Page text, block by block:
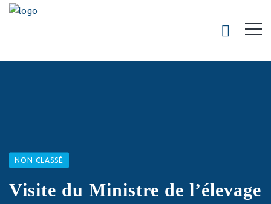
NON CLASSÉ
Visite du Ministre de l’élevage